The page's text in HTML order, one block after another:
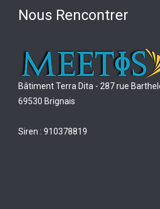
Nous Rencontrer
Bâtiment Terra Dita - 287 rue
69530 Brignais
Siren : 910378819